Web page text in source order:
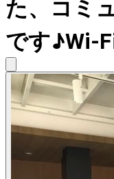
た、コミ
です♪Wi-